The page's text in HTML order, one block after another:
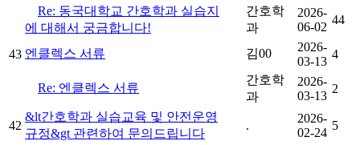
Re: 동국대학교 간호학과 실습지
에 대해서 궁금합니다!
간호학
과
2026-
06-02
44
43 엔클렉스 서류 김00
2026-
03-13
4
Re: 엔클렉스 서류
간호학
과
2026-
03-13
2
42
&lt간호학과 실습교육 및 안전운영
규정&gt 관련하여 문의드립니다
.
2026-
02-24
5